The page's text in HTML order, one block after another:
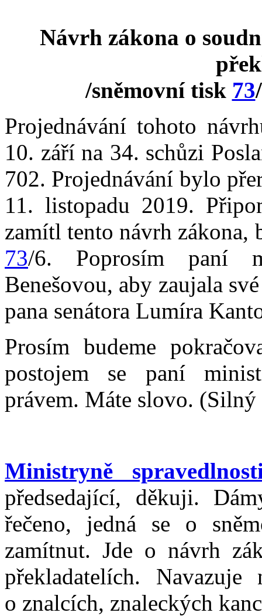
Návrh zákona o
/sněmovní tisk 73
Projednávání tohoto
10. září na 34. schůzi
702. Projednávání bylo
11. listopadu 2019.
zamítl tento návrh
73/6. Poprosím paní
Benešovou, aby zaujala
pana senátora Lumíra
Prosím budeme
postojem se paní
právem. Máte slovo.
Ministryně
předsedající, děkuji.
řečeno, jedná se o
zamítnut. Jde o návrh
překladatelích.
o znalcích, znaleckých